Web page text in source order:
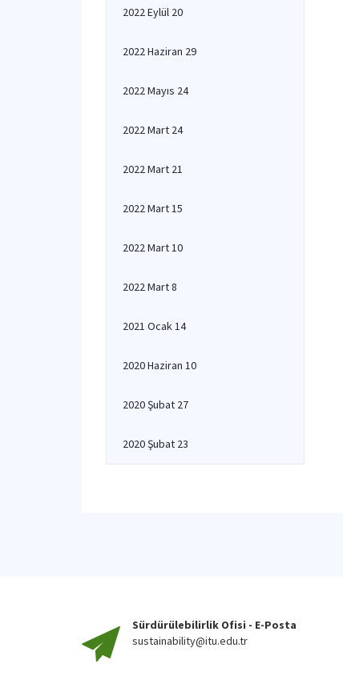
2022 Eylül 20
2022 Haziran 29
2022 Mayıs 24
2022 Mart 24
2022 Mart 21
2022 Mart 15
2022 Mart 10
2022 Mart 8
2021 Ocak 14
2020 Haziran 10
2020 Şubat 27
2020 Şubat 23
Sürdürülebilirlik Ofisi - E-Posta
sustainability@itu.edu.tr